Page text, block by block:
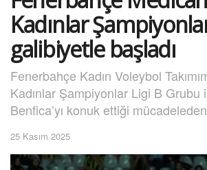
Kadınlar
galibiyetle başladı
Fenerbahçe Kadın Voleybol
Kadınlar Şampiyonlar Ligi B Grubu
Benfica’yı konuk ettiği
25 Kasım 2025